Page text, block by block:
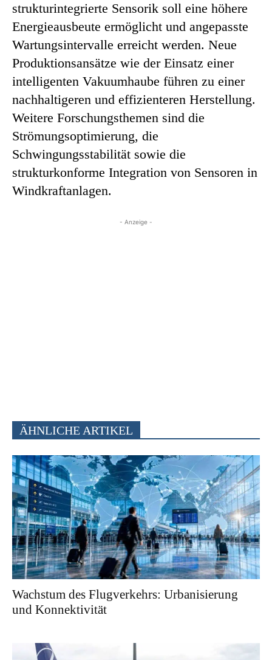
strukturintegrierte Sensorik soll eine höhere
Energieausbeute ermöglicht und angepasste
Wartungsintervalle erreicht werden. Neue
Produktionsansätze wie der Einsatz einer
intelligenten Vakuumhaube führen zu einer
nachhaltigeren und effizienteren Herstellung.
Weitere Forschungsthemen sind die
Strömungsoptimierung, die
Schwingungsstabilität sowie die
strukturkonforme Integration von Sensoren in
Windkraftanlagen.
- Anzeige -
ÄHNLICHE ARTIKEL
Wachstum des Flugverkehrs: Urbanisierung
und Konnektivität